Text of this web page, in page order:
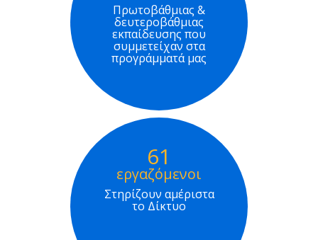
Πρωτοβάθμιας &
δευτεροβάθμιας
εκπαίδευσης που
συμμετείχαν στα
προγράμματά μας
61
εργαζόμενοι
Στηρίζουν αμέριστα
το Δίκτυο